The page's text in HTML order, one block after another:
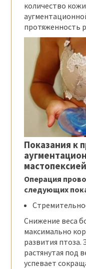
количество
протяженность
Показания к
мастопексией
Операция
следующих
Снижение веса
максимально
развития птоза.
растянутая под
успевает